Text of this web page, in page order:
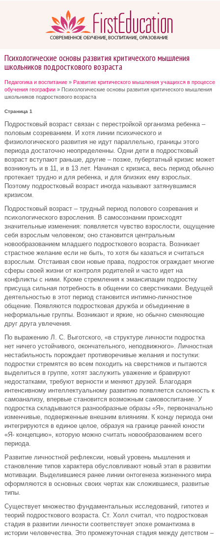
Психологические основы развития критического мышления
школьников подросткового возраста
Педагогика и воспитание » Развитие критического мышления учащихся в процессе
обучения географии » Психологические основы развития критического мышления
школьников подросткового возраста
Страница 1
Подростковый возраст связан с перестройкой организма ребенка –
половым созреванием. И хотя линии психического и
физиологического развития не идут параллельно, границы этого
периода достаточно неопределенны. Одни дети в подростковый
возраст вступают раньше, другие – позже, пубертатный кризис может
возникнуть и в 11, и в 13 лет. Начиная с кризиса, весь период обычно
протекает трудно и для ребенка, и для близких ему взрослых.
Поэтому подростковый возраст иногда называют затянувшимся
кризисом.
Подростковый возраст – трудный период полового созревания и
психологического взросления. В самосознании происходят
значительные изменения: появляется чувство взрослости, ощущение
себя взрослым человеком; оно становится центральным
новообразованием младшего подросткового возраста. Возникает
страстное желание если не быть, то хотя бы казаться и считаться
взрослым. Отстаивая свои новые права, подросток ограждает многие
сферы своей жизни от контроля родителей и часто идет на
конфликты с ними. Кроме стремления к эмансипации подростку
присуща сильная потребность в общении со сверстниками. Ведущей
деятельностью в этот период становится интимно-личностное
общение. Появляются подростковая дружба и объединение в
неформальные группы. Возникают и яркие, но обычно сменяющие
друг друга увлечения.
По выражению Л. С. Выготского, «в структуре личности подростка
нет ничего устойчивого, окончательного, неподвижного». Личностная
нестабильность порождает противоречивые желания и поступки:
подростки стремятся во всем походить на сверстников и пытаются
выделиться в группе, хотят заслужить уважение и бравируют
недостатками, требуют верности и меняют друзей. Благодаря
интенсивному интеллектуальному развитию появляется склонность к
самоанализу, впервые становится возможным самовоспитание. У
подростка складываются разнообразные образы «Я», первоначально
изменчивые, подверженные внешним влияниям. К концу периода они
интегрируются в единое целое, образуя на границе ранней юности
«Я- концепцию», которую можно считать новообразованием всего
периода.
Развитие личностной рефлексии, новый уровень мышления и
становление типов характера обусловливают новый этап в развитии
мотивации. Выделившиеся ранее линии онтогенеза жизненного мира
оформляются в основных своих чертах как сложившиеся, развитые
типы.
Существует множество фундаментальных исследований, гипотез и
теорий подросткового возраста. Ст. Холл считал, что подростковая
стадия в развитии личности соответствует эпохе романтизма в
истории человечества. Это промежуточная стадия между детством –